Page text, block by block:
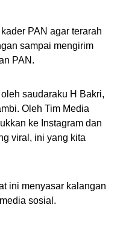
PAN agar terarah
sampai mengirim
PAN.
saudaraku H Bakri,
Oleh Tim Media
ke Instagram dan
viral, ini yang kita
ini menyasar kalangan
sosial.